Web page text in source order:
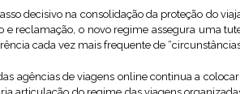
decisivo na consolidação da proteção do
reclamação, o novo regime assegura uma
cada vez mais frequente de
agências de viagens online continua a